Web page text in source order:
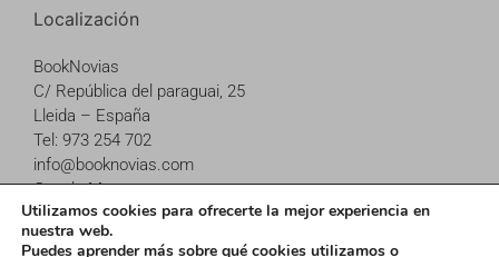
Localización
BookNovias
C/ República del paraguai, 25
Lleida – España
Tel: 973 254 702
info@booknovias.com
Google Maps
Utilizamos cookies para ofrecerte la mejor experiencia en
nuestra web.
Puedes aprender más sobre qué cookies utilizamos o